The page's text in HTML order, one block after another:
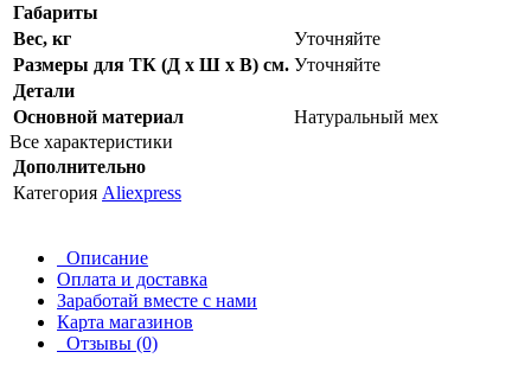
Габариты
Вес, кг
Уточняйте
Размеры для ТК (Д х Ш х В) см. Уточняйте
Детали
Основной материал
Натуральный мех
Все характеристики
Дополнительно
Категория Aliexpress
Описание
Оплата и доставка
Заработай вместе с нами
Карта магазинов
Отзывы (0)